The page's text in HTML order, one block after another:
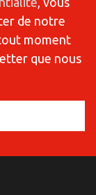
de notre
moment
que nous